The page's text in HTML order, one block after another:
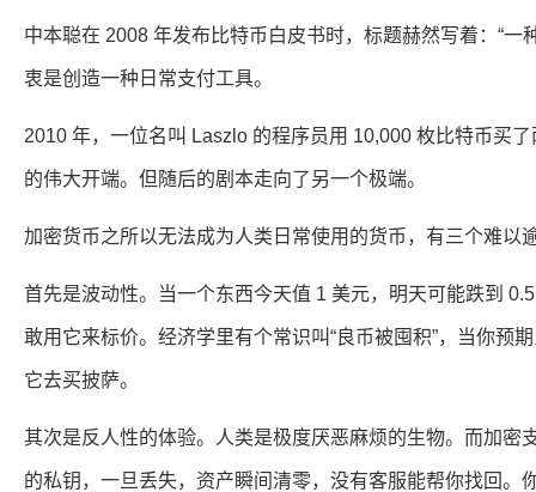
中本聪在 2008 年发布比特币白皮书时，标题赫然写着：“一
衷是创造一种日常支付工具。
2010 年，一位名叫 Laszlo 的程序员用 10,000 枚比特币买
的伟大开端。但随后的剧本走向了另一个极端。
加密货币之所以无法成为人类日常使用的货币，有三个难以
首先是波动性。当一个东西今天值 1 美元，明天可能跌到
敢用它来标价。经济学里有个常识叫“良币被囤积”，当你预
它去买披萨。
其次是反人性的体验。人类是极度厌恶麻烦的生物。而加密
的私钥，一旦丢失，资产瞬间清零，没有客服能帮你找回。